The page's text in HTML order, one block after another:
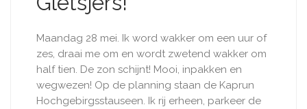
Maandag 28 mei. Ik word wakker om een uur of
zes, draai me om en wordt zwetend wakker om
half tien. De zon schijnt! Mooi, inpakken en
wegwezen! Op de planning staan de Kaprun
Hochgebirgsstauseen. Ik rij erheen, parkeer de